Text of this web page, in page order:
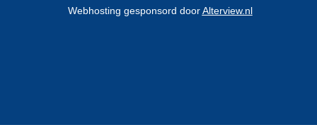
Webhosting gesponsord doorAlterview.nl